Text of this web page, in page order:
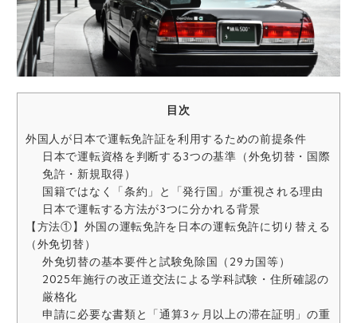
目次
外国人が日本で運転免許証を利用するための前提条件
日本で運転資格を判断する3つの基準（外免切替・国際
免許・新規取得）
国籍ではなく「条約」と「発行国」が重視される理由
日本で運転する方法が3つに分かれる背景
【方法①】外国の運転免許を日本の運転免許に切り替える
（外免切替）
外免切替の基本要件と試験免除国（29カ国等）
2025年施行の改正道交法による学科試験・住所確認の
厳格化
申請に必要な書類と「通算3ヶ月以上の滞在証明」の重